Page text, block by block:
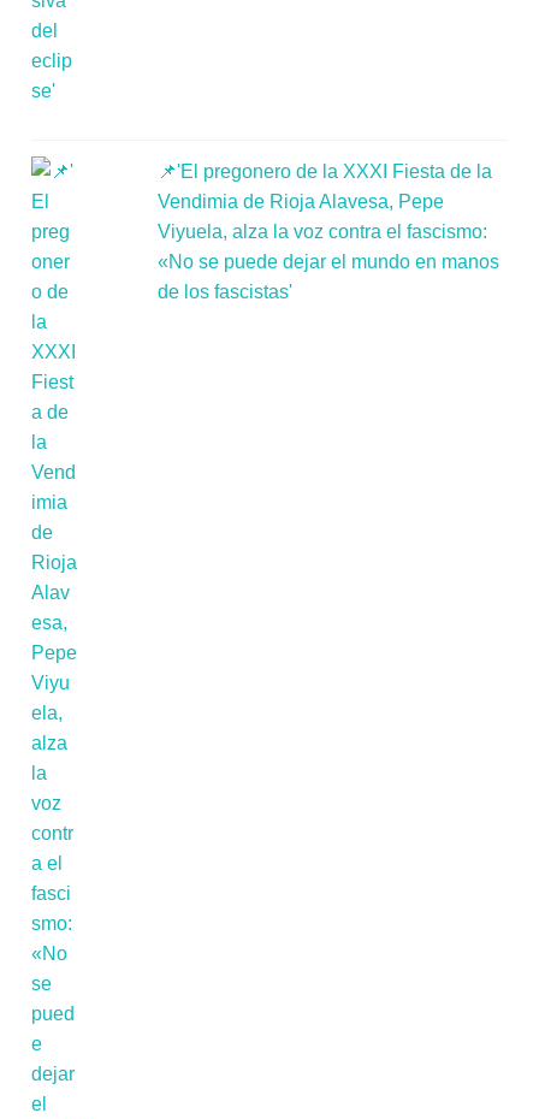
📌'El pregonero de la XXXI Fiesta de la
Vendimia de Rioja Alavesa, Pepe
Viyuela, alza la voz contra el fascismo:
«No se puede dejar el mundo en manos
de los fascistas'